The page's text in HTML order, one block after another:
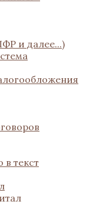
и далее...)
текст